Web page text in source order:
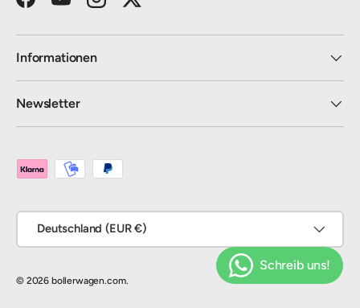
FacebookYouTubeInstagramTwitter
Informationen
Newsletter
Zahlungsmethoden
Deutschland (EUR €)
© 2026 bollerwagen.com.